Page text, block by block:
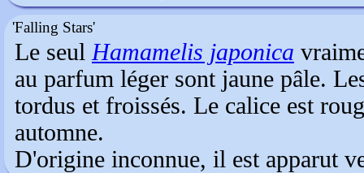
'Falling Stars'
Le seul Hamamelis japonica
au parfum léger sont jaune pâle.
tordus et froissés. Le calice est
automne.
D'origine inconnue, il est apparut